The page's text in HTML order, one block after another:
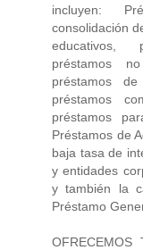
incluyen:
consolidación
educativos,
préstamos
préstamos
préstamos
préstamos
Préstamos de
baja tasa de
y entidades
y también la
Préstamo
OFRECEMOS